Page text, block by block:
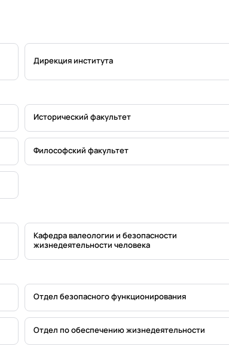
Дирекция института
Исторический факультет
Философский факультет
Кафедра валеологии и безопасности
жизнедеятельности человека
Отдел безопасного функционирования
Отдел по обеспечению жизнедеятельности